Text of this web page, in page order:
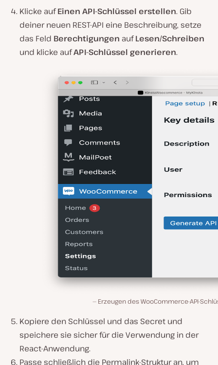
Klicke aufEinen API-Schlüssel erstellen. Gib
deiner neuen REST-API eine Beschreibung, setze
das Feld Berechtigungen aufLesen/Schreiben
und klicke aufAPI-Schlüssel generieren.
Erzeugen des WooCommerce-API-
Kopiere den Schlüssel und das Secret und
speichere sie sicher für die Verwendung in der
React-Anwendung.
Passe schließlich die Permalink-Struktur an, um